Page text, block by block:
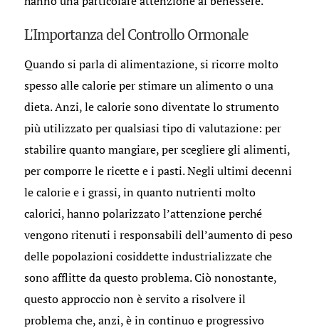
L'Importanza del Controllo Ormonale
Quando si parla di alimentazione, si ricorre molto
spesso alle calorie per stimare un alimento o una
dieta. Anzi, le calorie sono diventate lo strumento
più utilizzato per qualsiasi tipo di valutazione: per
stabilire quanto mangiare, per scegliere gli alimenti,
per comporre le ricette e i pasti. Negli ultimi decenni
le calorie e i grassi, in quanto nutrienti molto
calorici, hanno polarizzato l’attenzione perché
vengono ritenuti i responsabili dell’aumento di peso
delle popolazioni cosiddette industrializzate che
sono afflitte da questo problema. Ciò nonostante,
questo approccio non è servito a risolvere il
problema che, anzi, è in continuo e progressivo